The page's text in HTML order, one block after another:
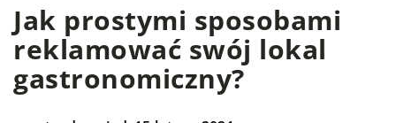
Jak prostymi sposobami
reklamować swój lokal
gastronomiczny?